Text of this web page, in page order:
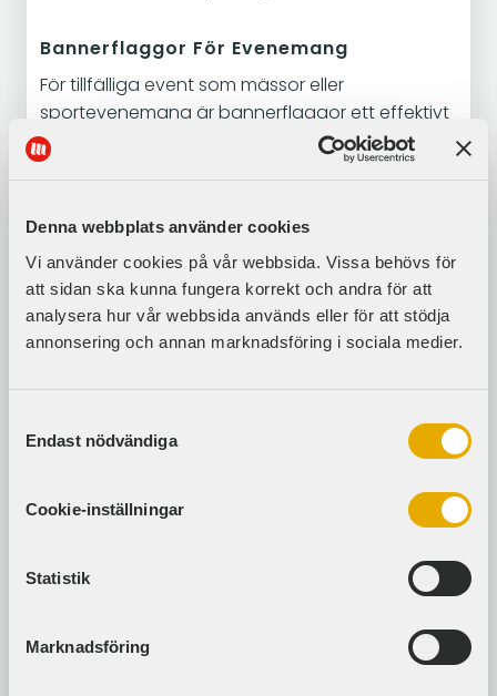
Denna webbplats använder cookies
Vi använder cookies på vår webbsida. Vissa behövs för
att sidan ska kunna fungera korrekt och andra för att
analysera hur vår webbsida används eller för att stödja
annonsering och annan marknadsföring i sociala medier.
Endast nödvändiga
Cookie-inställningar
Statistik
Marknadsföring
Bannerflaggor För Evenemang
För tillfälliga event som mässor eller
sportevenemang är bannerflaggor ett effektivt
sätt att synas och nå ut med ditt budskap. De
är anpassningsbara i storlek och lätta att sätta
installationer.
Beachflaggor – Syns Tydligt På Långt
Håll
För dig som vill ha en flexibel lösning för
strandflagga. Våra mest populära
droppformad och formskuren, så att du enkelt
kan hitta den stil som passar bäst för ditt
mässor, event eller butiksentréer där du vill
fånga uppmärksamhet redan på långt håll.
flagga, ställning och fot. Hör av dig till oss för att